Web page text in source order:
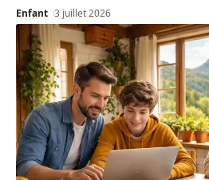
Enfant 3 juillet 2026